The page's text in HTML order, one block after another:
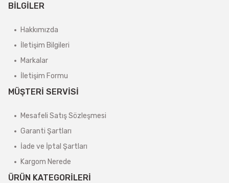
BİLGİLER
Hakkımızda
İletişim Bilgileri
Markalar
İletişim Formu
MÜŞTERİ SERVİSİ
Mesafeli Satış Sözleşmesi
Garanti Şartları
İade ve İptal Şartları
Kargom Nerede
ÜRÜN KATEGORİLERİ